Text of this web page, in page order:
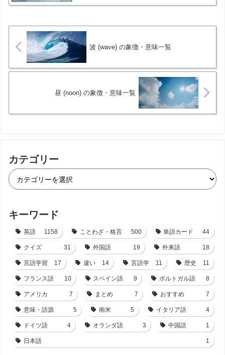
波 (wave) の象徴・意味一覧
昼 (noon) の象徴・意味一覧
カテゴリー
キーワード
英語 1158 ことわざ・格言 500 単語カード 44
クイズ 31 外国語 19 外来語 18
言語学習 17 違い 14 言語学 11 歴史 11
フランス語 10 スペイン語 9 ポルトガル語 8
アメリカ 7 まとめ 7 おすすめ 7
意味・語源 5 南米 5 イタリア語 4
ドイツ語 4 オランダ語 3 中国語 1
日本語 1